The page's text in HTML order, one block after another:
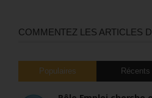
COMMENTEZ LES ARTICLES
Populaires Récents